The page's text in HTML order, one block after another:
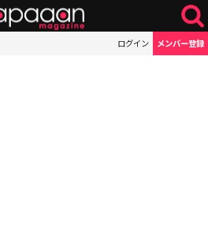
ログイン メンバー登録